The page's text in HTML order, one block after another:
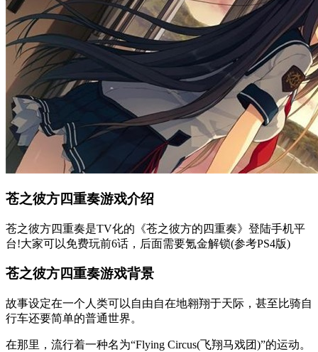
苍之彼方四重奏游戏介绍
苍之彼方四重奏是TV化的《苍之彼方的四重奏》登陆手机平
台!大家可以免费玩前6话，后面需要氪金解锁(参考PS4版)
苍之彼方四重奏游戏背景
故事设定在一个人类可以自由自在地翱翔于天际，甚至比骑自
行车还要简单的普通世界。
在那里，流行着一种名为“Flying Circus(飞翔马戏团)”的运动。